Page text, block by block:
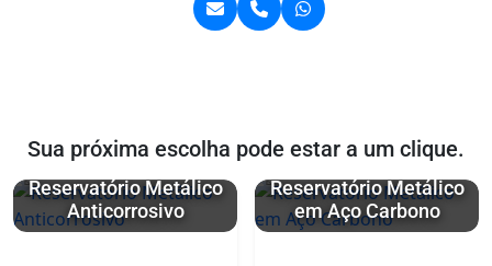
Sua próxima escolha pode estar a um clique.
Reservatório Metálico
Anticorrosivo
Reservatório Metálico
em Aço Carbono